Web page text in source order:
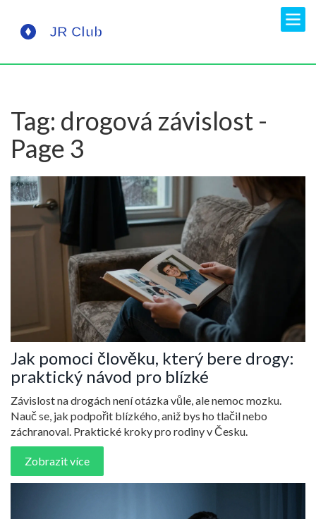
Tag: drogová závislost -
Page 3
Jak pomoci člověku, který bere drogy:
praktický návod pro blízké
Závislost na drogách není otázka vůle, ale nemoc mozku.
Nauč se, jak podpořit blízkého, aniž bys ho tlačil nebo
záchranoval. Praktické kroky pro rodiny v Česku.
Zobrazit více